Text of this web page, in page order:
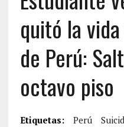
quitó la
de Perú:
octavo piso
Etiquetas: Perú